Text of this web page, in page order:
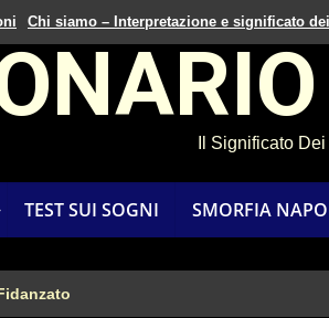
Chi siamo – Interpretazione e significato
Il Significato
TEST SUI SOGNI SMORFIA